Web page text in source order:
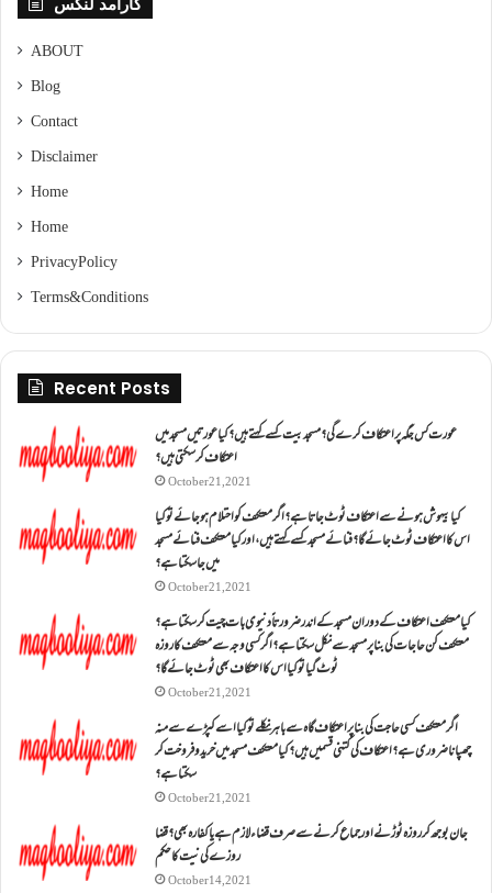
ABOUT
Blog
Contact
Disclaimer
Home
Home
Privacy Policy
Terms & Conditions
Recent Posts
عورت کس جگہ پر اعتکاف کرے گی؟مسجد بیت کسے کہتے ہیں؟کیا عورتیں مسجد میں
اعتکاف کر سکتی ہیں؟
October 21, 2021
کیا بیہوش ہونے سے اعتکاف ٹوٹ جاتا ہے؟ اگر معتکف کو احتلام ہو جائے تو کیا
اس کا اعتکاف ٹوٹ جائے گا؟فنائے مسجد کسے کہتے ہیں ، اور کیا معتکف فنائے مسجد
میں جا سکتا ہے؟
October 21, 2021
کیا معتکف اعتکاف کے دوران مسجد کے اندر ضرورتاً دنیوی بات چیت کر سکتا ہے؟
معتکف کن حاجات کی بنا پر مسجد سے نکل سکتا ہے؟ اگر کسی وجہ سے معتکف کا روزہ
ٹوٹ گیا تو کیا اس کا اعتکاف بھی ٹوٹ جائے گا؟
October 21, 2021
اگر معتکف کسی حاجت کی بنا پر اعتکاف گاہ سے باہر نکلے تو کیا اسے کپڑے سے منہ
چھپانا ضروری ہے؟اعتکاف کی کتنی قسمیں ہیں؟کیا معتکف مسجد میں خرید و فروخت کر
سکتا ہے؟
October 21, 2021
جان بوجھ کر روزہ ٹوڑنے اور جماع کرنے سے صرف قضاء لازم ہے یا کفارہ بھی؟ قضا
روزے کی نیت کا حکم
October 14, 2021